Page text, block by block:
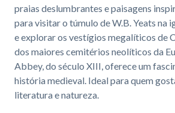
praias deslumbrantes e paisagens
para visitar o túmulo de W.B. Yeats na
e explorar os vestígios megalíticos de
dos maiores cemitérios neolíticos da
Abbey, do século XIII, oferece um
história medieval. Ideal para quem
literatura e natureza.